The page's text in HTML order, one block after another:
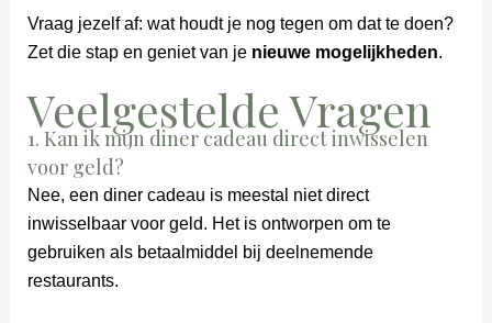
Vraag jezelf af: wat houdt je nog tegen om dat te doen?
Zet die stap en geniet van je nieuwe mogelijkheden.
Veelgestelde Vragen
1. Kan ik mijn diner cadeau direct inwisselen
voor geld?
Nee, een diner cadeau is meestal niet direct
inwisselbaar voor geld. Het is ontworpen om te
gebruiken als betaalmiddel bij deelnemende
restaurants.